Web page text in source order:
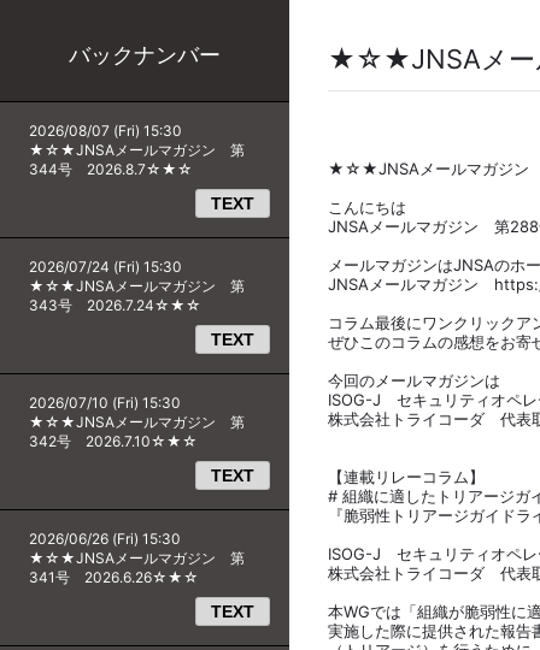
バックナンバー
2026/08/07 (Fri) 15:30
★☆★JNSAメールマガジン 第
344号 2026.8.7☆★☆
TEXT
2026/07/24 (Fri) 15:30
★☆★JNSAメールマガジン 第
343号 2026.7.24☆★☆
TEXT
2026/07/10 (Fri) 15:30
★☆★JNSAメールマガジン 第
342号 2026.7.10☆★☆
TEXT
2026/06/26 (Fri) 15:30
★☆★JNSAメールマガジン 第
341号 2026.6.26☆★☆
TEXT
★☆★JNSAメ
★☆★JNSAメールマガジ
こんにちは
JNSAメールマガジン 第
メールマガジンはJNSAのホ
JNSAメールマガジン
コラム最後にワンクリックア
ぜひこのコラムの感想をお寄
今回のメールマガジンは
ISOG-J セキュリティオペ
株式会社トライコーダ 代表
【連載リレーコラム】
# 組織に適したトリアージガ
『脆弱性トリアージガイド
ISOG-J セキュリティオペ
株式会社トライコーダ 代
本WGでは「組織が脆弱性に
実施した際に提供された報告